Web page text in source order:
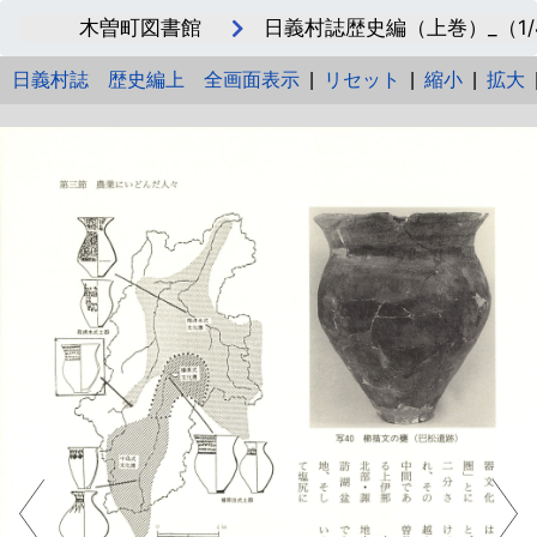
木曽町図書館 日義村誌歴史編（上巻）_（